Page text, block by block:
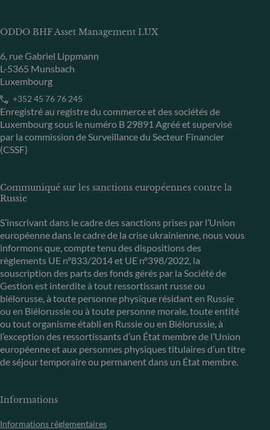
ODDO BHF Asset Management LUX
6, rue Gabriel Lippmann
L-5365 Munsbach
Luxembourg
+352 45 76 76 245
Enregistré au registre du commerce et des sociétés de
Luxembourg sous le numéro B 29891 Agréé et supervisé
par la commission de Surveillance du Secteur Financier
(CSSF)
Communiqué sur les sanctions européennes contre la
Russie
S’inscrivant dans le cadre des sanctions prises par l’Union
européenne dans le cadre de la crise ukrainienne, nous vous
informons que, compte tenu des dispositions des
règlements UE n°833/2014 et UE n°398/2022, la
souscription des parts des fonds gérés par la Société de
Gestion est interdite à tout ressortissant russe ou
biélorusse, à toute personne physique résidant en Russie
ou en Biélorussie ou à toute personne morale, toute entité
ou tout organisme établi en Russie ou en Biélorussie, à
l’exception des ressortissants d’un État membre de l’Union
européenne et aux personnes physiques titulaires d’un titre
de séjour temporaire ou permanent dans un État membre.
Informations
Informations réglementaires